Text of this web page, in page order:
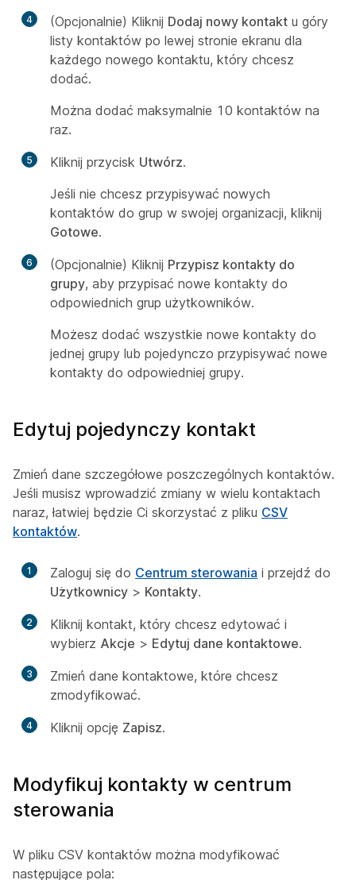
4 (Opcjonalnie) Kliknij Dodaj nowy kontakt u góry
listy kontaktów po lewej stronie ekranu dla
każdego nowego kontaktu, który chcesz
dodać.
Można dodać maksymalnie 10 kontaktów na
raz.
5 Kliknij przycisk Utwórz.
Jeśli nie chcesz przypisywać nowych
kontaktów do grup w swojej organizacji, kliknij
Gotowe.
6 (Opcjonalnie) Kliknij Przypisz kontakty do
grupy, aby przypisać nowe kontakty do
odpowiednich grup użytkowników.
Możesz dodać wszystkie nowe kontakty do
jednej grupy lub pojedynczo przypisywać nowe
kontakty do odpowiedniej grupy.
Edytuj pojedynczy kontakt
Zmień dane szczegółowe poszczególnych kontaktów.
Jeśli musisz wprowadzić zmiany w wielu kontaktach
naraz, łatwiej będzie Ci skorzystać z pliku CSV
kontaktów.
1 Zaloguj się do Centrum sterowania i przejdź do
Użytkownicy > Kontakty.
2
Kliknij kontakt, który chcesz edytować i
wybierz Akcje > Edytuj dane kontaktowe.
3
Zmień dane kontaktowe, które chcesz
zmodyfikować.
4 Kliknij opcję Zapisz.
Modyfikuj kontakty w centrum
sterowania
W pliku CSV kontaktów można modyfikować
następujące pola: